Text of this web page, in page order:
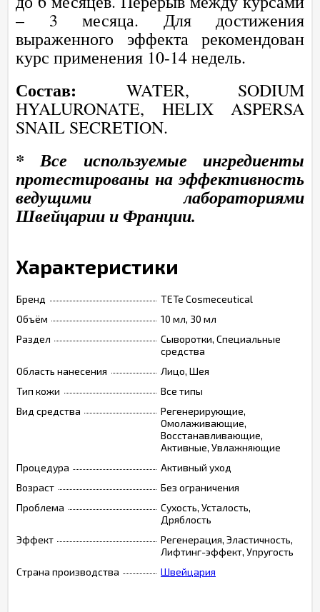
– 3 месяца. Для достижения
выраженного эффекта рекомендован
курс применения 10-14 недель.
Состав: WATER, SODIUM
HYALURONATE, HELIX ASPERSA
SNAIL SECRETION.
* Все используемые ингредиенты
протестированы на эффективность
ведущими лабораториями
Швейцарии и Франции.
Характеристики
Бренд
TETe Cosmeceutical
Объём
10 мл, 30 мл
Раздел
Сыворотки, Специальные
средства
Область нанесения
Лицо, Шея
Тип кожи
Все типы
Вид средства
Регенерирующие,
Омолаживающие,
Восстанавливающие,
Активные, Увлажняющие
Процедура
Активный уход
Возраст
Без ограничения
Проблема
Сухость, Усталость,
Дряблость
Эффект
Регенерация, Эластичность,
Лифтинг-эффект, Упругость
Страна производства
Швейцария